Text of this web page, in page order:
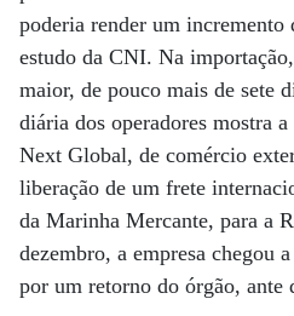
poderia render um incremento
estudo da CNI. Na
maior, de pouco mais de sete
diária dos operadores mostra
Next Global, de comércio
liberação de um frete
da Marinha Mercante, para a
dezembro, a empresa chegou
por um retorno do órgão, ante